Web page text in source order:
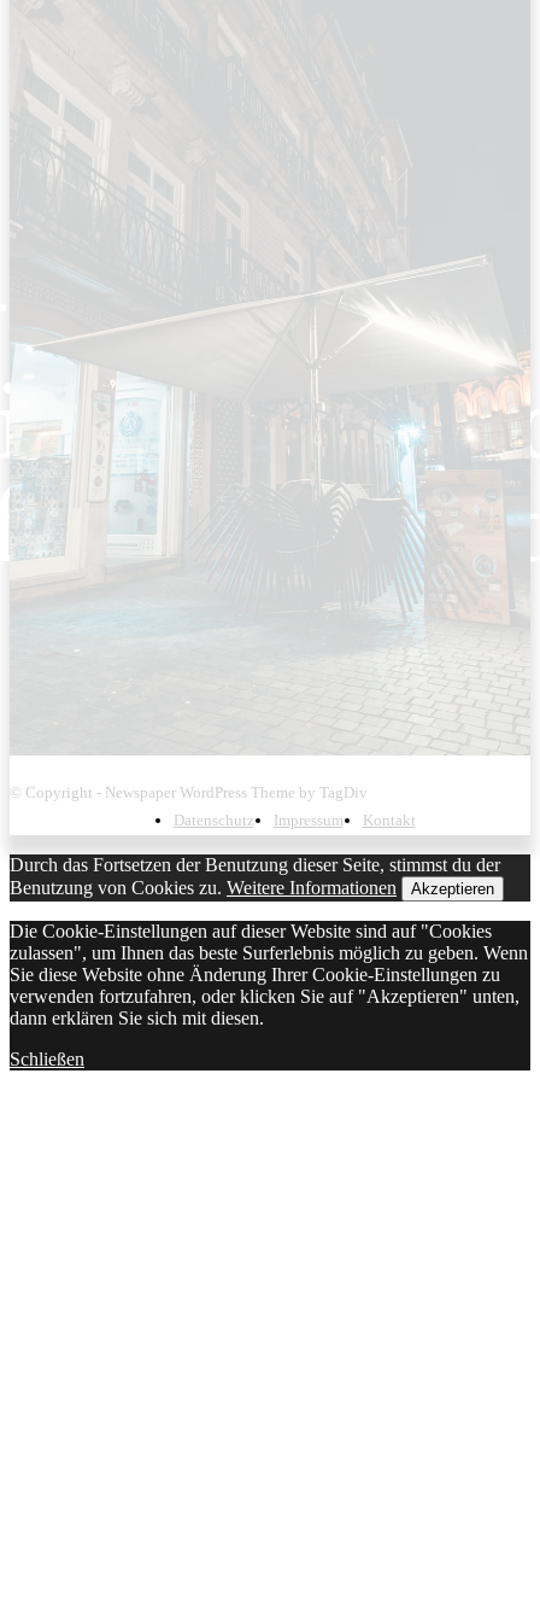
© Copyright - Newspaper WordPress Theme by TagDiv
Datenschutz
Impressum Kontakt
Durch das Fortsetzen der Benutzung dieser Seite, stimmst du der
Benutzung von Cookies zu. Weitere Informationen Akzeptieren
Die Cookie-Einstellungen auf dieser Website sind auf "Cookies
zulassen", um Ihnen das beste Surferlebnis möglich zu geben. Wenn
Sie diese Website ohne Änderung Ihrer Cookie-Einstellungen zu
verwenden fortzufahren, oder klicken Sie auf "Akzeptieren" unten,
dann erklären Sie sich mit diesen.
Schließen